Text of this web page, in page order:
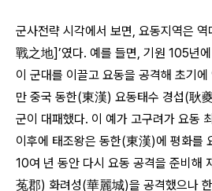
군사전략 시각에서 보면, 요동지역은
戰之地]’였다. 예를 들면, 기원 105년
이 군대를 이끌고 요동을 공격해 초기
만 중국 동한(東漢) 요동태수 경섭(耿
군이 대패했다. 이 예가 고구려가 요동
이후에 태조왕은 동한(東漢)에 평화를
10여 년 동안 다시 요동 공격을 준비해
菟郡) 화려성(華麗城)을 공격했으나